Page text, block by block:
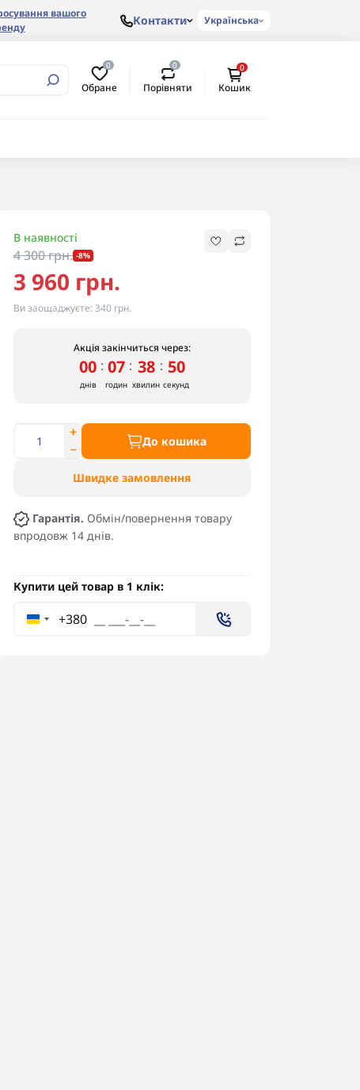
вашого
Контакти Українська
0
Обране
0
Порівняти
0
Кошик
В наявності
4 300 грн. -8%
3 960 грн.
Ви заощаджуєте:340 грн.
Акція закінчиться через:
00
днів
: 07
годин
: 38
хвилин
: 49
секунд
До кошика
Швидке замовлення
Гарантія. Обмін/повернення товару
впродовж 14 днів.
Купити цей товар в 1 клік:
+380